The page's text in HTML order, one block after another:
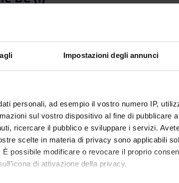
Impostazioni degli annunci
personali, ad esempio il vostro numero IP,
sul vostro dispositivo al fine di pubblicare
ricercare il pubblico e sviluppare i servizi.
scelte in materia di privacy sono applicabili
possibile modificare o revocare il proprio
di attivazione della privacy.
Antropologia culturale LT (i)(2010/2011) -